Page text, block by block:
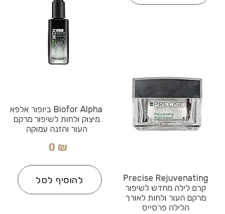
Biofor Alpha ביופור אלפא
מיצוק ולחות לשיפור מרקם
העור והזנה עמוקה
0 ₪
להוסיף לסל
Precise Rejuvenating
קרם לילה מחדש לשיפור
מרקם העור ולחות לאורך
הלילה פרסייס